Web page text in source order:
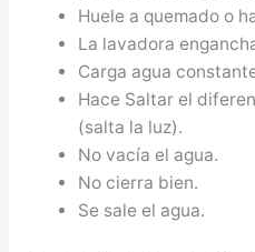
Huele a quemado o
La lavadora
Carga agua
Hace Saltar el
(salta la luz).
No vacía el agua.
No cierra bien.
Se sale el agua.